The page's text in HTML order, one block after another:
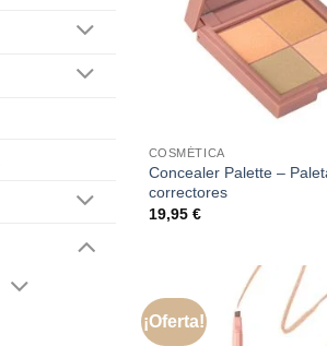
COSMÉTICA
Concealer Palette –
correctores
19,95 €
¡Oferta!